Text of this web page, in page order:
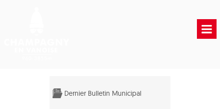
Dernier Bulletin Municipal